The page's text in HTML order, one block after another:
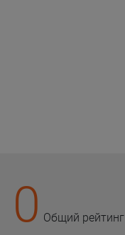
0 Общий рейтинг